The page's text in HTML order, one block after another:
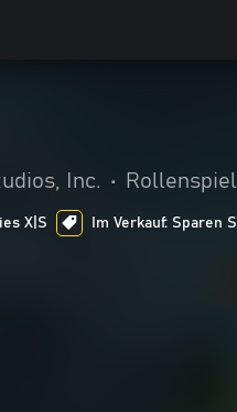
Inc. •
X|S Im Verkauf: Sparen